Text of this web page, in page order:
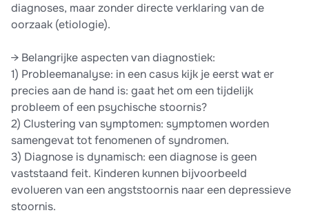
diagnoses, maar zonder directe verklaring van de
oorzaak (etiologie).
→ Belangrijke aspecten van diagnostiek:
1) Probleemanalyse: in een casus kijk je eerst wat er
precies aan de hand is: gaat het om een tijdelijk
probleem of een psychische stoornis?
2) Clustering van symptomen: symptomen worden
samengevat tot fenomenen of syndromen.
3) Diagnose is dynamisch: een diagnose is geen
vaststaand feit. Kinderen kunnen bijvoorbeeld
evolueren van een angststoornis naar een depressieve
stoornis.